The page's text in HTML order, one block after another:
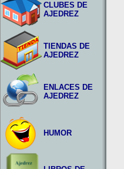
CLUBES DE
AJEDREZ
TIENDAS DE
AJEDREZ
ENLACES DE
AJEDREZ
HUMOR